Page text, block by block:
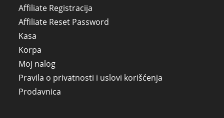
Affiliate Registracija
Affiliate Reset Password
Kasa
Korpa
Moj nalog
Pravila o privatnosti i uslovi korišćenja
Prodavnica